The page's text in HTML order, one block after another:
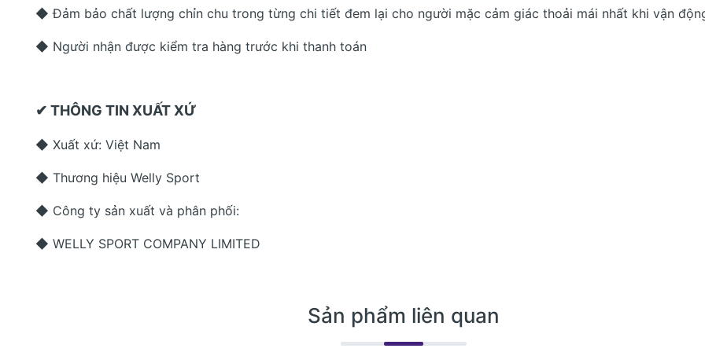
◆ Đảm bảo chất lượng chỉn chu trong từng chi tiết đem lại cho người mặc cảm giác thoải mái nhất khi vận
◆ Người nhận được kiểm tra hàng trước khi thanh toán
✔ THÔNG TIN XUẤT XỨ
◆ Xuất xứ: Việt Nam
◆ Thương hiệu Welly Sport
◆ Công ty sản xuất và phân phối:
◆ WELLY SPORT COMPANY LIMITED
Sản phẩm liên quan